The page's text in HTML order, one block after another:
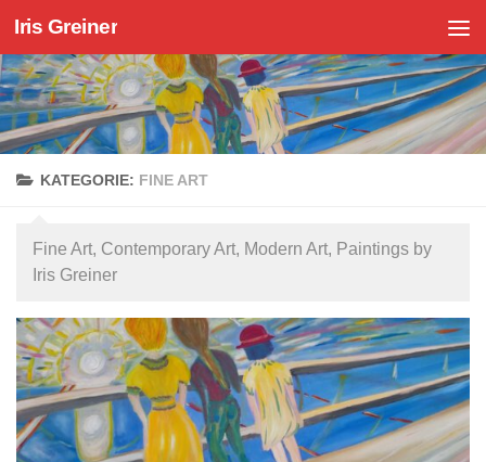
Zum Inhalt springen
Iris Greiner
KATEGORIE: FINE ART
Fine Art, Contemporary Art, Modern Art, Paintings by
Iris Greiner